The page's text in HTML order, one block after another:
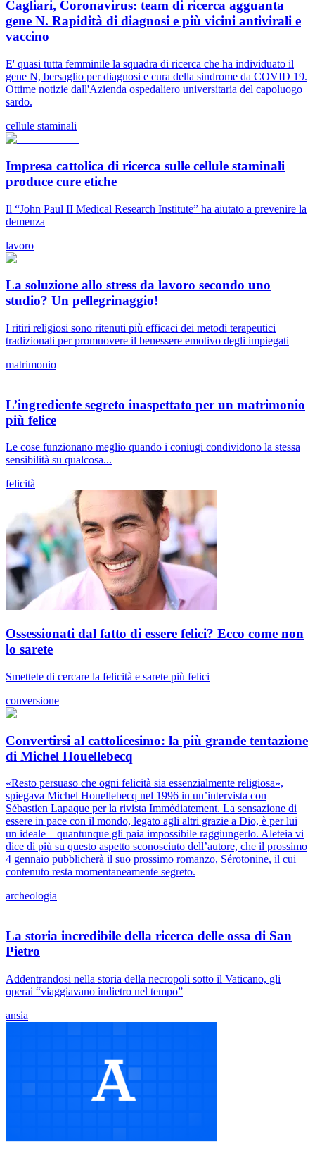
Cagliari, Coronavirus: team di ricerca agguanta
gene N. Rapidità di diagnosi e più vicini antivirali e
vaccino
E' quasi tutta femminile la squadra di ricerca che ha individuato il
gene N, bersaglio per diagnosi e cura della sindrome da COVID 19.
Ottime notizie dall'Azienda ospedaliero universitaria del capoluogo
sardo.
cellule staminali
Impresa cattolica di ricerca sulle cellule staminali
produce cure etiche
Il “John Paul II Medical Research Institute” ha aiutato a prevenire la
demenza
lavoro
La soluzione allo stress da lavoro secondo uno
studio? Un pellegrinaggio!
I ritiri religiosi sono ritenuti più efficaci dei metodi terapeutici
tradizionali per promuovere il benessere emotivo degli impiegati
matrimonio
L’ingrediente segreto inaspettato per un matrimonio
più felice
Le cose funzionano meglio quando i coniugi condividono la stessa
sensibilità su qualcosa...
felicità
Ossessionati dal fatto di essere felici? Ecco come non
lo sarete
Smettete di cercare la felicità e sarete più felici
conversione
Convertirsi al cattolicesimo: la più grande tentazione
di Michel Houellebecq
«Resto persuaso che ogni felicità sia essenzialmente religiosa»,
spiegava Michel Houellebecq nel 1996 in un’intervista con
Sébastien Lapaque per la rivista Immédiatement. La sensazione di
essere in pace con il mondo, legato agli altri grazie a Dio, è per lui
un ideale – quantunque gli paia impossibile raggiungerlo. Aleteia vi
dice di più su questo aspetto sconosciuto dell’autore, che il prossimo
4 gennaio pubblicherà il suo prossimo romanzo, Sérotonine, il cui
contenuto resta momentaneamente segreto.
archeologia
La storia incredibile della ricerca delle ossa di San
Pietro
Addentrandosi nella storia della necropoli sotto il Vaticano, gli
operai “viaggiavano indietro nel tempo”
ansia